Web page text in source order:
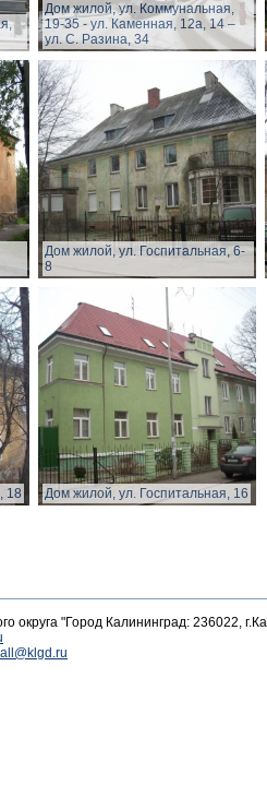
Дом жилой, ул. Коммунальная,
19-35 - ул. Каменная, 12а, 14 –
ул. С. Разина, 34
Дом жилой, ул. Госпитальная, 6-
8
18 Дом жилой, ул. Госпитальная, 16
округа "Город Калининград: 236022,